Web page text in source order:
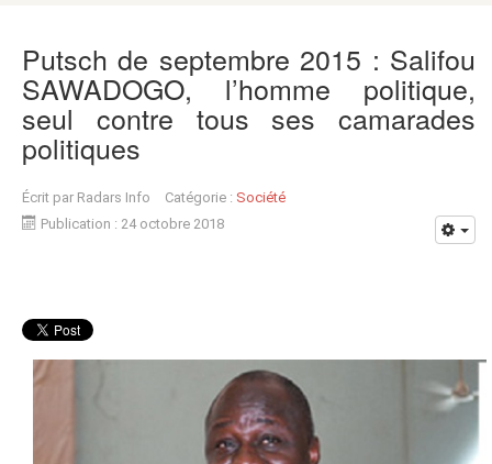
Putsch de septembre 2015 : Salifou
SAWADOGO, l’homme politique,
seul contre tous ses camarades
politiques
Écrit par Radars Info Catégorie : Société
Publication : 24 octobre 2018